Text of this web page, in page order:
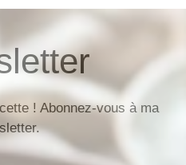
! Abonnez-vous à ma